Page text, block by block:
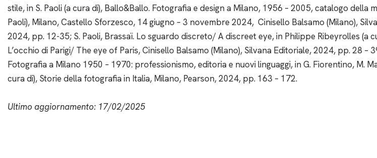
stile, in S. Paoli (a cura di), Ballo&Ballo. Fotografia e design a Milano, 1956 – 2005, catalogo della
Paoli), Milano, Castello Sforzesco, 14 giugno – 3 novembre 2024, Cinisello Balsamo (Milano),
2024, pp. 12-35; S. Paoli, Brassaï. Lo sguardo discreto/ A discreet eye, in Philippe Ribeyrolles (a
L’occhio di Parigi/ The eye of Paris, Cinisello Balsamo (Milano), Silvana Editoriale, 2024, pp. 28 –
Fotografia a Milano 1950 – 1970: professionismo, editoria e nuovi linguaggi, in G. Fiorentino, M.
cura di), Storie della fotografia in Italia, Milano, Pearson, 2024, pp. 163 – 172.
Ultimo aggiornamento: 17/02/2025